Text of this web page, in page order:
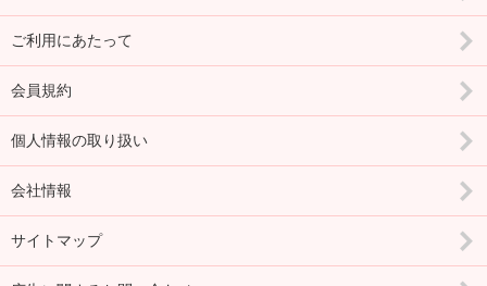
ご利用にあたって
会員規約
個人情報の取り扱い
会社情報
サイトマップ